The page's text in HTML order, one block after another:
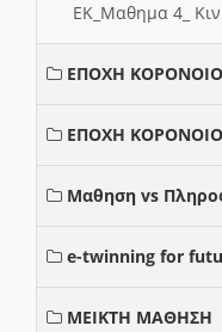
ΕΚ_Μαθημα 4_
ΕΠΟΧΗ
ΕΠΟΧΗ
Μαθηση vs
e-twinning for
ΜΕΙΚΤΗ ΜΑΘΗΣΗ